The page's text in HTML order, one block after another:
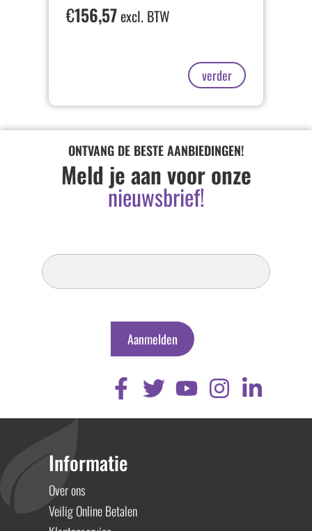
€156,57excl. BTW
verder
ONTVANG DE BESTE AANBIEDINGEN!
Meld je aan voor onze
nieuwsbrief!
Inschrijven
Nieuwsbrief
Aanmelden
Informatie
Over ons
Veilig Online Betalen